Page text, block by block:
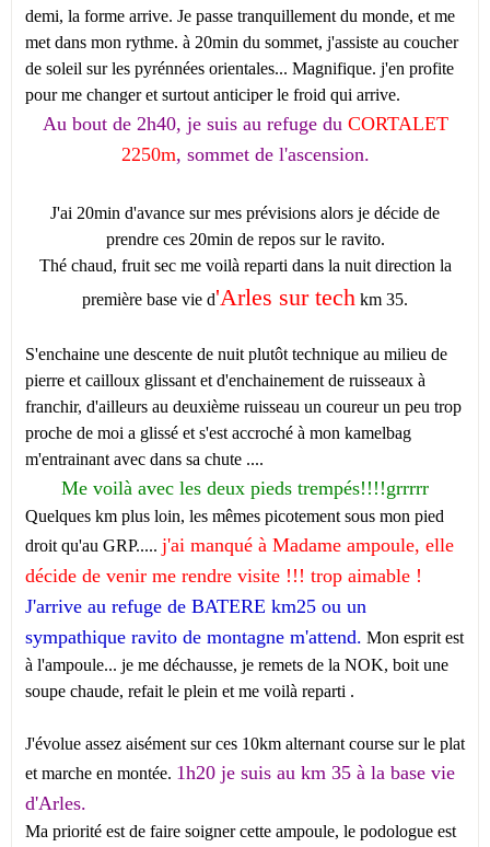
demi, la forme arrive. Je passe tranquillement du monde, et me
met dans mon rythme. à 20min du sommet, j'assiste au coucher
de soleil sur les pyrénnées orientales... Magnifique. j'en profite
pour me changer et surtout anticiper le froid qui arrive.
Au bout de 2h40, je suis au refuge du CORTALET
2250m, sommet de l'ascension.
J'ai 20min d'avance sur mes prévisions alors je décide de
prendre ces 20min de repos sur le ravito.
Thé chaud, fruit sec me voilà reparti dans la nuit direction la
première base vie d'Arles sur tech km 35.
S'enchaine une descente de nuit plutôt technique au milieu de
pierre et cailloux glissant et d'enchainement de ruisseaux à
franchir, d'ailleurs au deuxième ruisseau un coureur un peu trop
proche de moi a glissé et s'est accroché à mon kamelbag
m'entrainant avec dans sa chute ....
Me voilà avec les deux pieds trempés!!!!grrrrr
Quelques km plus loin, les mêmes picotement sous mon pied
droit qu'au GRP..... j'ai manqué à Madame ampoule, elle
décide de venir me rendre visite !!! trop aimable !
J'arrive au refuge de BATERE km25 ou un
sympathique ravito de montagne m'attend. Mon esprit est
à l'ampoule... je me déchausse, je remets de la NOK, boit une
soupe chaude, refait le plein et me voilà reparti .
J'évolue assez aisément sur ces 10km alternant course sur le plat
et marche en montée. 1h20 je suis au km 35 à la base vie
d'Arles.
Ma priorité est de faire soigner cette ampoule, le podologue est